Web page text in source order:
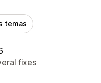
temas
fixes